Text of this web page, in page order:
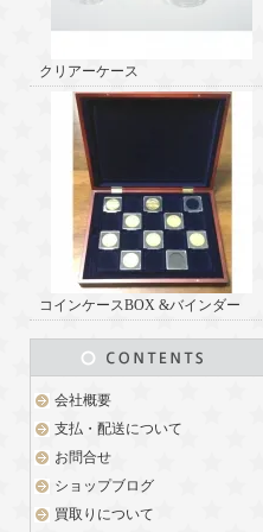
クリアーケース
コインケースBOX &バインダー
会社概要
支払・配送について
お問合せ
ショップブログ
買取りについて